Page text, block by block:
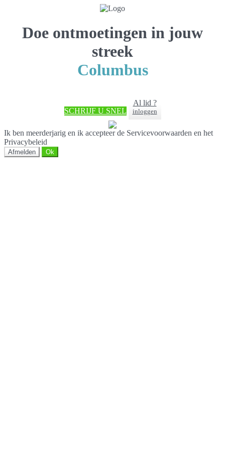
Doe ontmoetingen in jouw
streek
Columbus
SCHRIJF U SNEL
Al lid ?
inloggen
Ik ben meerderjarig en ik accepteer de Servicevoorwaarden en het
Privacybeleid
Afmelden Ok